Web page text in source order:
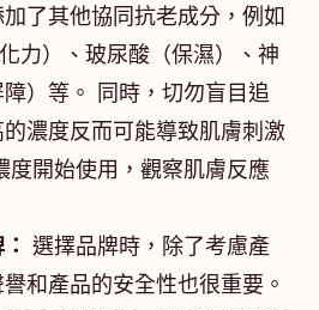
了其他協同抗老成分，例如
力）、玻尿酸（保濕）、神
）等。 同時，切勿盲目追
濃度反而可能導致肌膚刺激
度開始使用，觀察肌膚反應
選擇品牌時，除了考慮產
和產品的安全性也很重要。